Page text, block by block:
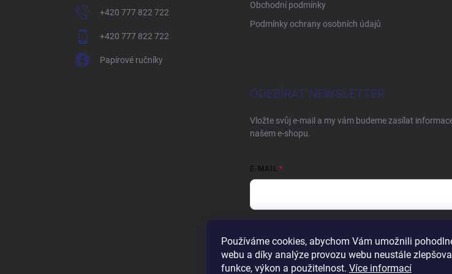
Používáme cookies, abychom Vám umožnili
webu a díky analýze provozu webu neustále
funkce, výkon a použitelnost. Více informací
+420 777 822 722
+420 777 822 722
Papírové ručníky
Obchodní podmínky
Podmínky ochrany osobních údajů
ODEBÍRAT NEWSLETTER
Vložte svůj e-mail a my vám budeme zasílat
našem e-shopu.
E-MAIL
Přihlásit se